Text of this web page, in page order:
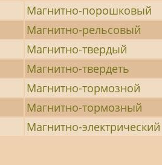
Магнитно-порошковый
Магнитно-рельсовый
Магнитно-твердый
Магнитно-твердеть
Магнитно-тормозной
Магнитно-тормозный
Магнитно-электрический